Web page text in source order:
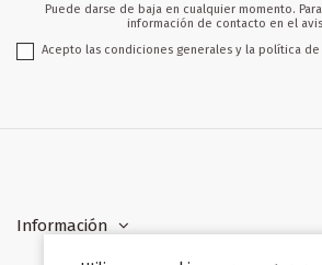
Puede darse de baja en cualquier momento.
información de contacto en el
Acepto las condiciones generales y la política
Información